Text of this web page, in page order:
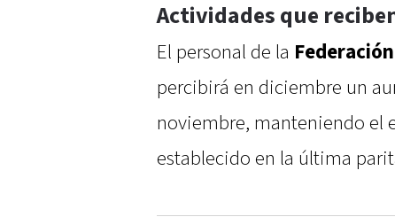
Actividades que
El personal de la
percibirá en diciembre un
noviembre, manteniendo el
establecido en la última